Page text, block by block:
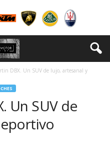
DBX. Un SUV de lujo, artesanal y
Un SUV de